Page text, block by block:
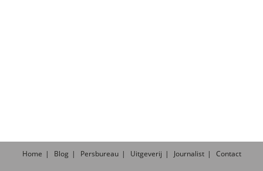
Home Blog Persbureau Uitgeverij Journalist Contact